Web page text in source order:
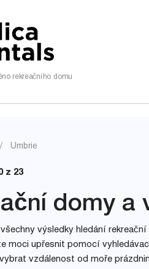
rekreačního domu
Umbrie
z 23
domy a
výsledky hledání
moci upřesnit pomocí
vzdálenost od moře